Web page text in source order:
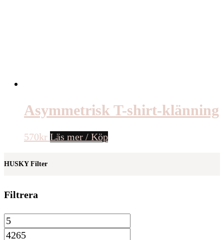
Asymmetrisk T-shirt-klänning
570kr Läs mer / Köp
HUSKY Filter
Filtrera